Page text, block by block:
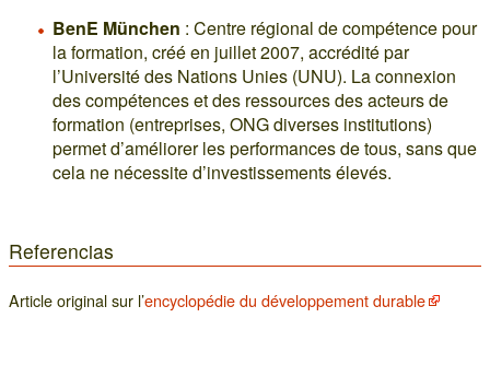
BenE München : Centre régional de compétence pour
la formation, créé en juillet 2007, accrédité par
l’Université des Nations Unies (UNU). La connexion
des compétences et des ressources des acteurs de
formation (entreprises, ONG diverses institutions)
permet d’améliorer les performances de tous, sans que
cela ne nécessite d’investissements élevés.
Referencias
Article original sur l’encyclopédie du développement durable